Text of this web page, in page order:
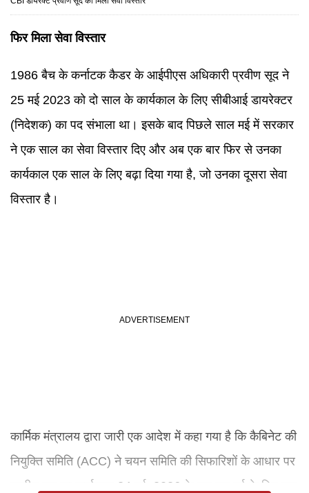
फिर मिला सेवा विस्तार
1986 बैच के कर्नाटक कैडर के आईपीएस अधिकारी प्रवीण सूद ने
25 मई 2023 को दो साल के कार्यकाल के लिए सीबीआई डायरेक्टर
(निदेशक) का पद संभाला था। इसके बाद पिछले साल मई में सरकार
ने एक साल का सेवा विस्तार दिए और अब एक बार फिर से उनका
कार्यकाल एक साल के लिए बढ़ा दिया गया है, जो उनका दूसरा सेवा
विस्तार है।
कार्मिक मंत्रालय द्वारा जारी एक आदेश में कहा गया है कि कैबिनेट की
नियुक्ति समिति (ACC) ने चयन समिति की सिफारिशों के आधार पर
प्रवीण सूद का कार्यकाल 24 मई, 2026 के बाद एक वर्ष के लिए बढ़ा